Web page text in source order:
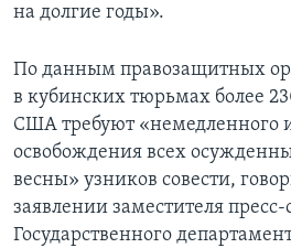
на долгие годы».
По данным правозащитных
в кубинских тюрьмах более
США требуют «немедленного
освобождения всех
весны» узников совести,
заявлении заместителя пресс-
Государственного